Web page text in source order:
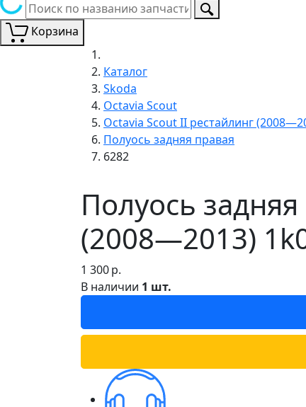
Корзина
Каталог
Skoda
Octavia Scout
Octavia Scout II рестайлинг
Полуось задняя правая
6282
Полуось
(2008—2013)
1 300р.
В наличии 1 шт.